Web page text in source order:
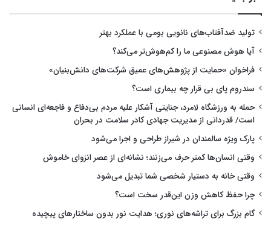
تولید ضدآفتاب‌های نانویی بومی با عملکرد بهتر
آیا هوش مصنوعی ما را کم‌هوش‌تر می‌کند؟
فراخوان «حمایت از پژوهش‌های عمیق شرکت‌های دانش‌بنیان»
سندروم پای بی قرار چه بیماری است؟
حمله به ورزشگاه لامرد، جنایتی آشکار علیه مردم بی‌دفاع و فاجعه‌ای انسانی
است/ قدردانی از مدیریت جهادی کادر سلامت در بحران
پارک ویژه سالمندان در شیراز طراحی و اجرا می‌شود
وقتی انسان‌ها کمتر حرف می‌زنند؛ نشانه‌ای از عصر انزوای خاموش
وقتی خانه به دستیار شخصی شما تبدیل می‌شود
چرا حفظ کاهش وزن این‌قدر سخت است؟
گام بزرگ برای تراشه‌های نوری؛ هدایت نور بدون ساختارهای پیچیده